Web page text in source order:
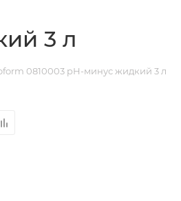
3 л
0810003 рН-минус жидкий 3 л